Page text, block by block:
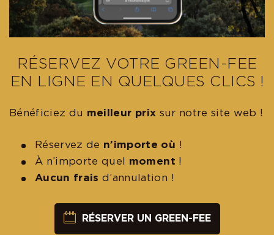
RÉSERVEZ VOTRE GREEN-FEE
EN LIGNE EN QUELQUES CLICS !
Bénéficiez du meilleur prix sur notre site web !
Réservez de n’importe où !
À n’importe quel moment !
Aucun frais d’annulation !
RÉSERVER UN GREEN-FEE